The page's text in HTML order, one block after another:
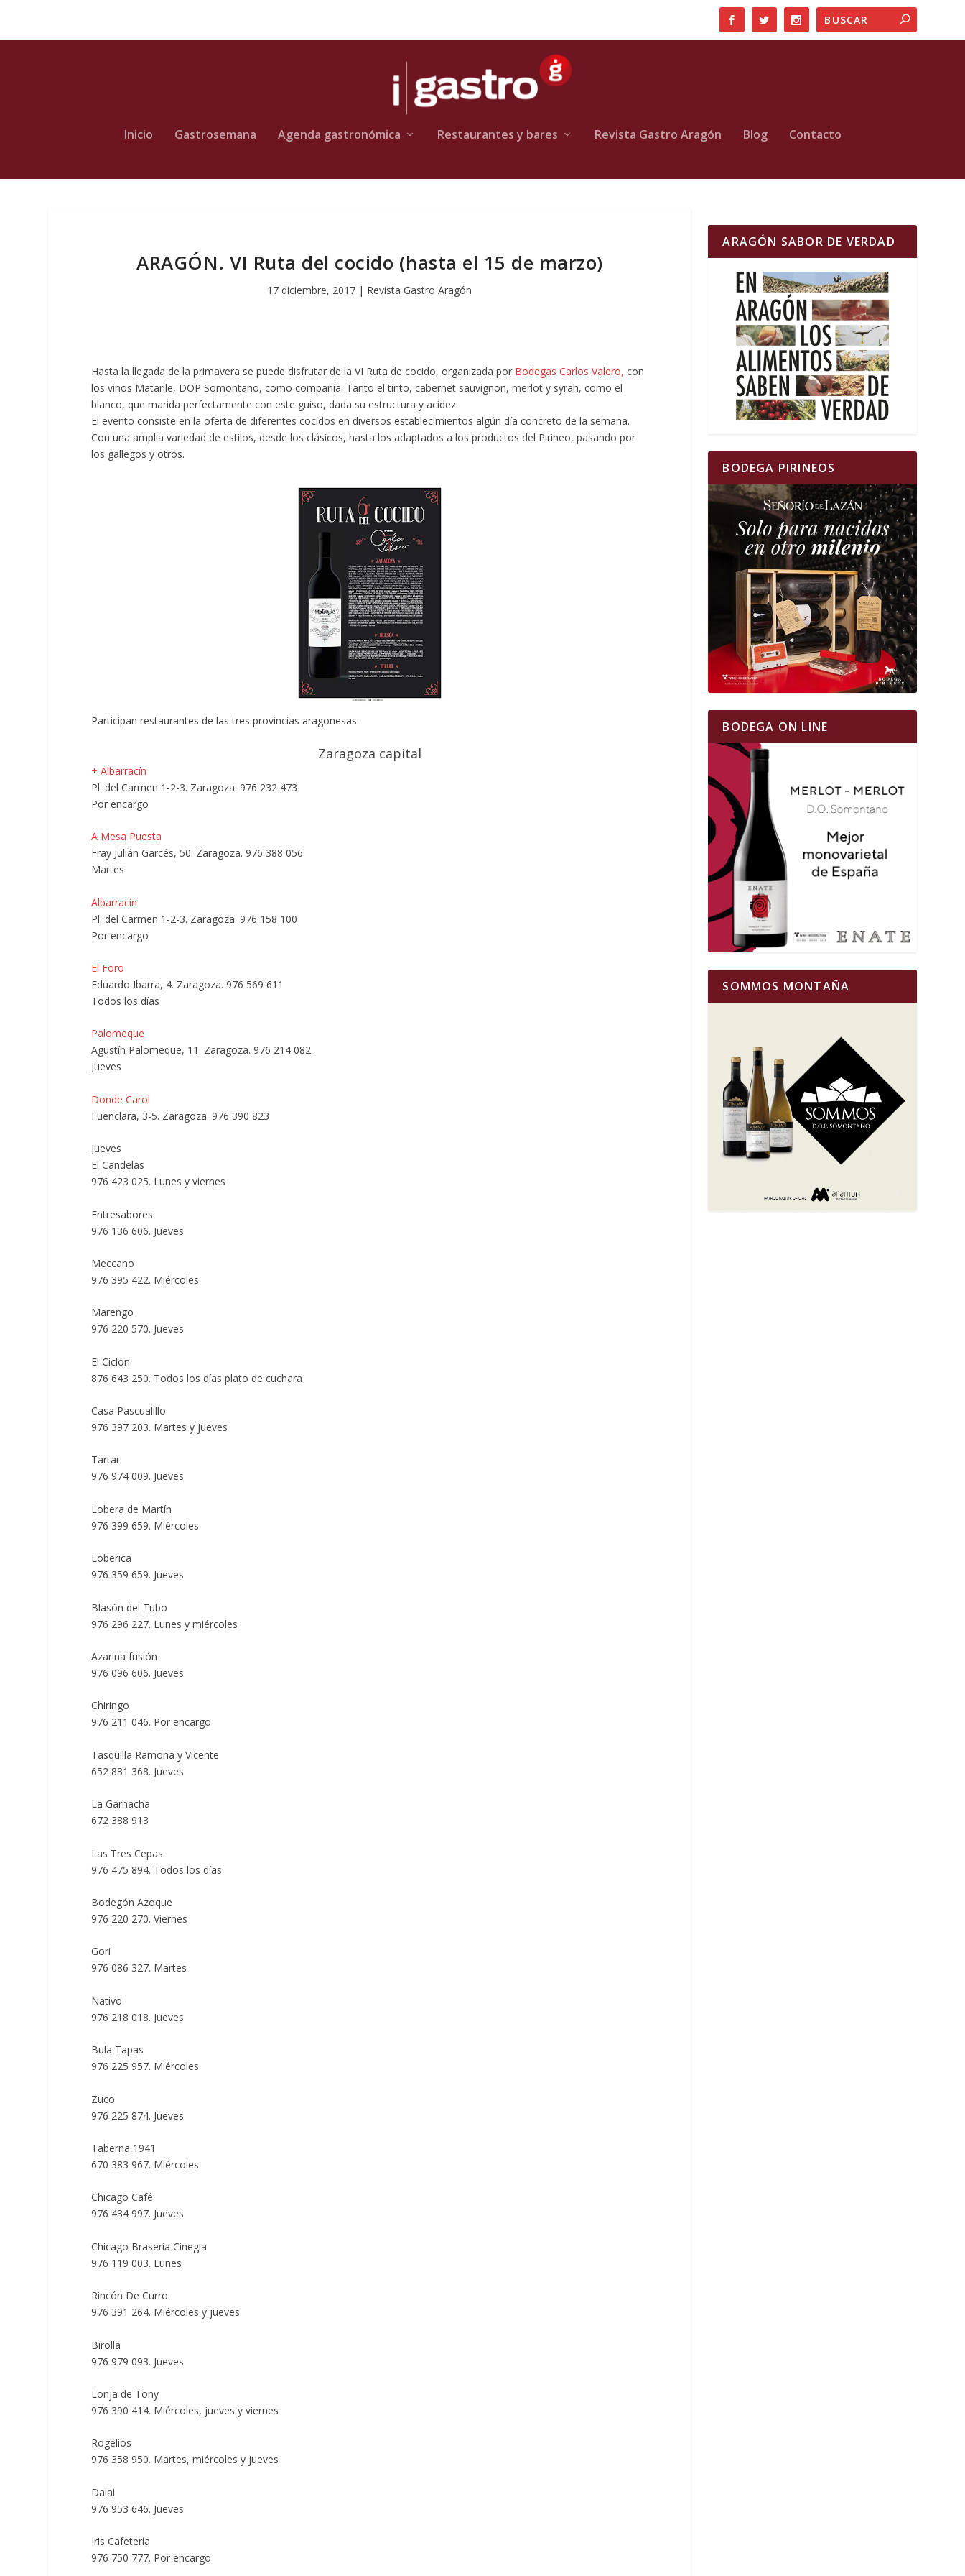
Inicio Gastrosemana Agenda gastronómica Restaurantes y bares Revista Gastro Aragón Blog Contacto
ARAGÓN. VI Ruta del cocido (hasta el 15 de marzo)
17 diciembre, 2017 | Revista Gastro Aragón
Hasta la llegada de la primavera se puede disfrutar de la VI Ruta de cocido, organizada por Bodegas Carlos Valero, con
los vinos Matarile, DOP Somontano, como compañía. Tanto el tinto, cabernet sauvignon, merlot y syrah, como el
blanco, que marida perfectamente con este guiso, dada su estructura y acidez.
El evento consiste en la oferta de diferentes cocidos en diversos establecimientos algún día concreto de la semana.
Con una amplia variedad de estilos, desde los clásicos, hasta los adaptados a los productos del Pirineo, pasando por
los gallegos y otros.
Participan restaurantes de las tres provincias aragonesas.
Zaragoza capital
+ Albarracín
Pl. del Carmen 1-2-3. Zaragoza. 976 232 473
Por encargo
A Mesa Puesta
Fray Julián Garcés, 50. Zaragoza. 976 388 056
Martes
Albarracín
Pl. del Carmen 1-2-3. Zaragoza. 976 158 100
Por encargo
El Foro
Eduardo Ibarra, 4. Zaragoza. 976 569 611
Todos los días
Palomeque
Agustín Palomeque, 11. Zaragoza. 976 214 082
Jueves
Donde Carol
Fuenclara, 3-5. Zaragoza. 976 390 823
Jueves
El Candelas
976 423 025. Lunes y viernes
Entresabores
976 136 606. Jueves
Meccano
976 395 422. Miércoles
Marengo
976 220 570. Jueves
El Ciclón.
876 643 250. Todos los días plato de cuchara
Casa Pascualillo
976 397 203. Martes y jueves
Tartar
976 974 009. Jueves
Lobera de Martín
976 399 659. Miércoles
Loberica
976 359 659. Jueves
Blasón del Tubo
976 296 227. Lunes y miércoles
Azarina fusión
976 096 606. Jueves
Chiringo
976 211 046. Por encargo
Tasquilla Ramona y Vicente
652 831 368. Jueves
La Garnacha
672 388 913
Las Tres Cepas
976 475 894. Todos los días
Bodegón Azoque
976 220 270. Viernes
Gori
976 086 327. Martes
Nativo
976 218 018. Jueves
Bula Tapas
976 225 957. Miércoles
Zuco
976 225 874. Jueves
Taberna 1941
670 383 967. Miércoles
Chicago Café
976 434 997. Jueves
Chicago Brasería Cinegia
976 119 003. Lunes
Rincón De Curro
976 391 264. Miércoles y jueves
Birolla
976 979 093. Jueves
Lonja de Tony
976 390 414. Miércoles, jueves y viernes
Rogelios
976 358 950. Martes, miércoles y jueves
Dalai
976 953 646. Jueves
Iris Cafetería
976 750 777. Por encargo
ARAGÓN SABOR DE VERDAD
BODEGA PIRINEOS
BODEGA ON LINE
SOMMOS MONTAÑA